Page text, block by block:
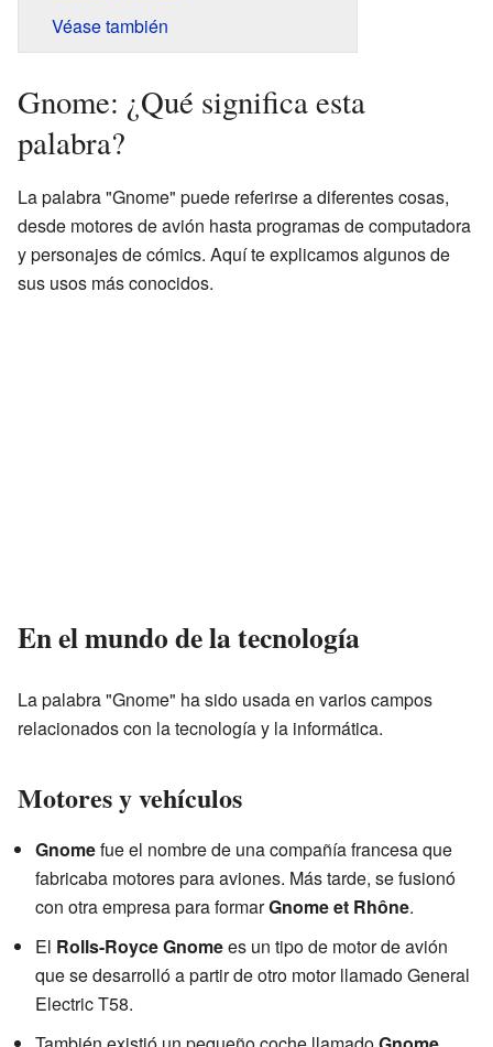
Véase también
Gnome: ¿Qué significa esta
palabra?
La palabra "Gnome" puede referirse a diferentes cosas,
desde motores de avión hasta programas de computadora
y personajes de cómics. Aquí te explicamos algunos de
sus usos más conocidos.
En el mundo de la tecnología
La palabra "Gnome" ha sido usada en varios campos
relacionados con la tecnología y la informática.
Motores y vehículos
Gnomefue el nombre de una compañía francesa que
fabricaba motores para aviones. Más tarde, se fusionó
con otra empresa para formarGnome et Rhône.
El Rolls-Royce Gnomees un tipo de motor de avión
que se desarrolló a partir de otro motor llamado General
Electric T58.